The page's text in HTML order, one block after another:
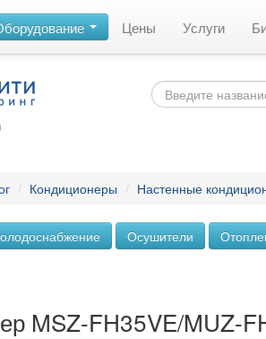
Цены Услуги
/ Кондиционеры / Настенные
Осушители
MSZ-FH35VE/MUZ-